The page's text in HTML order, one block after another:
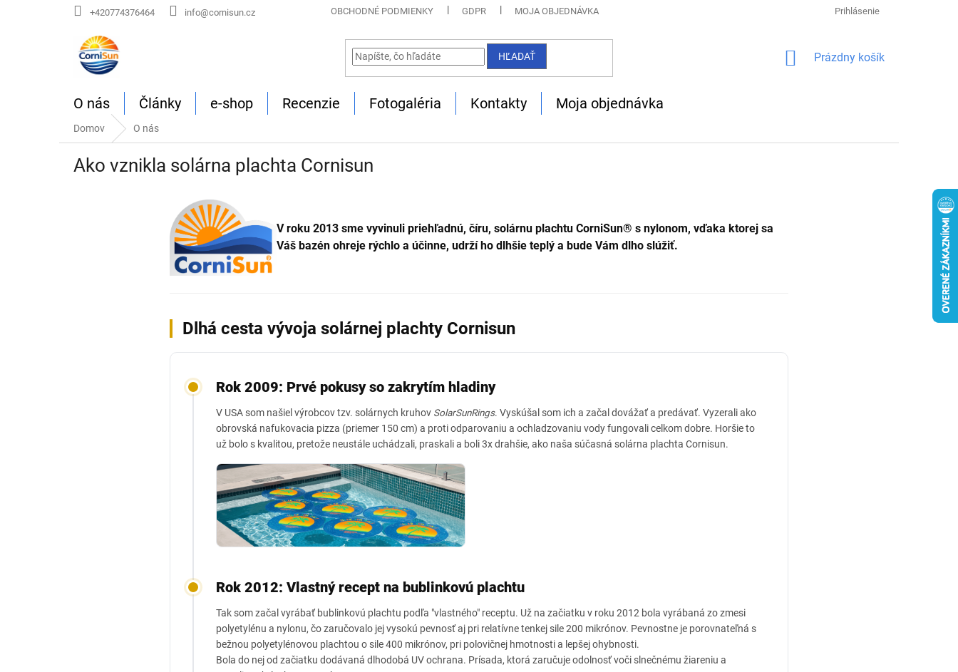
+420774376464 info@cornisun.cz OBCHODNÉ PODMIENKY GDPR MOJA OBJEDNÁVKA Prihlásenie
HĽADAŤ
NÁKUPNÝ
Prázdny košík
O nás Články e-shop Recenzie Fotogaléria Kontakty Moja objednávka
Domov O nás
Ako vznikla solárna plachta Cornisun
V roku 2013 sme vyvinuli priehľadnú, číru, solárnu plachtu CorniSun® s nylonom, vďaka ktorej sa
Váš bazén ohreje rýchlo a účinne, udrží ho dlhšie teplý a bude Vám dlho slúžiť.
Dlhá cesta vývoja solárnej plachty Cornisun
Rok 2009: Prvé pokusy so zakrytím hladiny
V USA som našiel výrobcov tzv. solárnych kruhov SolarSunRings. Vyskúšal som ich a začal dovážať a predávať. Vyzerali ako
obrovská nafukovacia pizza (priemer 150 cm) a proti odparovaniu a ochladzovaniu vody fungovali celkom dobre. Horšie to
už bolo s kvalitou, pretože neustále uchádzali, praskali a boli 3x drahšie, ako naša súčasná solárna plachta Cornisun.
Rok 2012: Vlastný recept na bublinkovú plachtu
Tak som začal vyrábať bublinkovú plachtu podľa "vlastného" receptu. Už na začiatku v roku 2012 bola vyrábaná zo zmesi
polyetylénu a nylonu, čo zaručovalo jej vysokú pevnosť aj pri relatívne tenkej sile 200 mikrónov. Pevnostne je porovnateľná s
bežnou polyetylénovou plachtou o sile 400 mikrónov, pri polovičnej hmotnosti a lepšej ohybnosti.
Bola do nej od začiatku dodávaná dlhodobá UV ochrana. Prísada, ktorá zaručuje odolnosť voči slnečnému žiareniu a